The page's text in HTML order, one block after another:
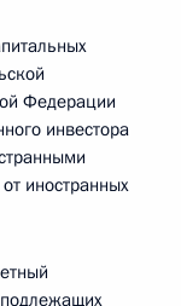
Федерации
инвестора
иностранных